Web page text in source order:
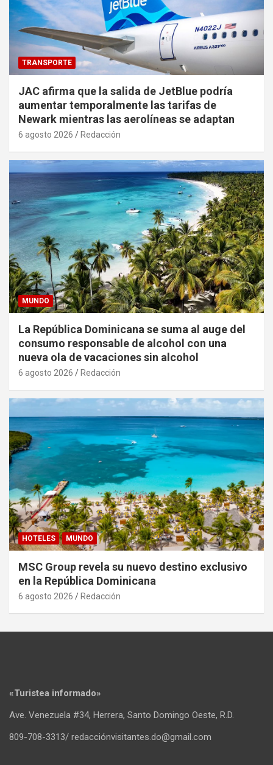
TRANSPORTE
JAC afirma que la salida de JetBlue podría
aumentar temporalmente las tarifas de
Newark mientras las aerolíneas se adaptan
6 agosto 2026 Redacción
MUNDO
La República Dominicana se suma al auge del
consumo responsable de alcohol con una
nueva ola de vacaciones sin alcohol
6 agosto 2026 Redacción
HOTELES MUNDO
MSC Group revela su nuevo destino exclusivo
en la República Dominicana
6 agosto 2026 Redacción
«Turistea informado»
Ave. Venezuela #34, Herrera, Santo Domingo Oeste, R.D.
809-708-3313/ redacciónvisitantes.do@gmail.com